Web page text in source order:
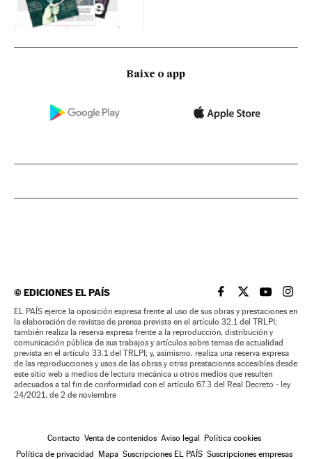
Baixe o app
©EDICIONES EL PAÍS EL PAÍS BRASIL EN
EL PAÍSEL PAÍS
EL
EL PAÍS ejerce la oposición expresa frente al uso de sus obras y prestaciones en
la elaboración de revistas de prensa prevista en el artículo 32.1 del TRLPI;
también realiza la reserva expresa frente a la reproducción, distribución y
comunicación pública de sus trabajos y artículos sobre temas de actualidad
prevista en el artículo 33.1 del TRLPI; y, asimismo, realiza una reserva expresa
de las reproducciones y usos de las obras y otras prestaciones accesibles desde
este sitio web a medios de lectura mecánica u otros medios que resulten
adecuados a tal fin de conformidad con el artículo 67.3 del Real Decreto - ley
24/2021, de 2 de noviembre
Contacto Venta de contenidos Aviso legal
Política cookies
Política de privacidad
Mapa Suscripciones EL PAÍS Suscripciones empresas